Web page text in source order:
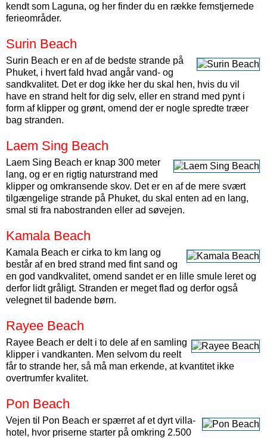
kendt som Laguna, og her finder du en række femstjernede
ferieområder.
Surin Beach
Surin Beach er en af de bedste strande på
Phuket, i hvert fald hvad angår vand- og
sandkvalitet. Det er dog ikke her du skal hen, hvis du vil
have en strand helt for dig selv, eller en strand med pynt i
form af klipper og grønt, omend der er nogle spredte træer
bag stranden.
Laem Sing Beach
Laem Sing Beach er knap 300 meter
lang, og er en rigtig naturstrand med
klipper og omkransende skov. Det er en af de mere svært
tilgængelige strande på Phuket, du skal enten ad en lang,
smal sti fra nabostranden eller ad søvejen.
Kamala Beach
Kamala Beach er cirka to km lang og
består af en bred strand med fint sand og
en god vandkvalitet, omend sandet er en lille smule leret og
derfor lidt gråligt. Stranden er meget flad og derfor også
velegnet til badende børn.
Rayee Beach
Rayee Beach er delt i to dele af en samling
klipper i vandkanten. Men selvom du reelt
får to strande her, så må man erkende, at kvantitet ikke
overtrumfer kvalitet.
Pon Beach
Vejen til Pon Beach er spærret af et dyrt villa-
hotel, hvor priserne starter på omkring 2.500